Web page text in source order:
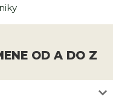
OD A DO Z